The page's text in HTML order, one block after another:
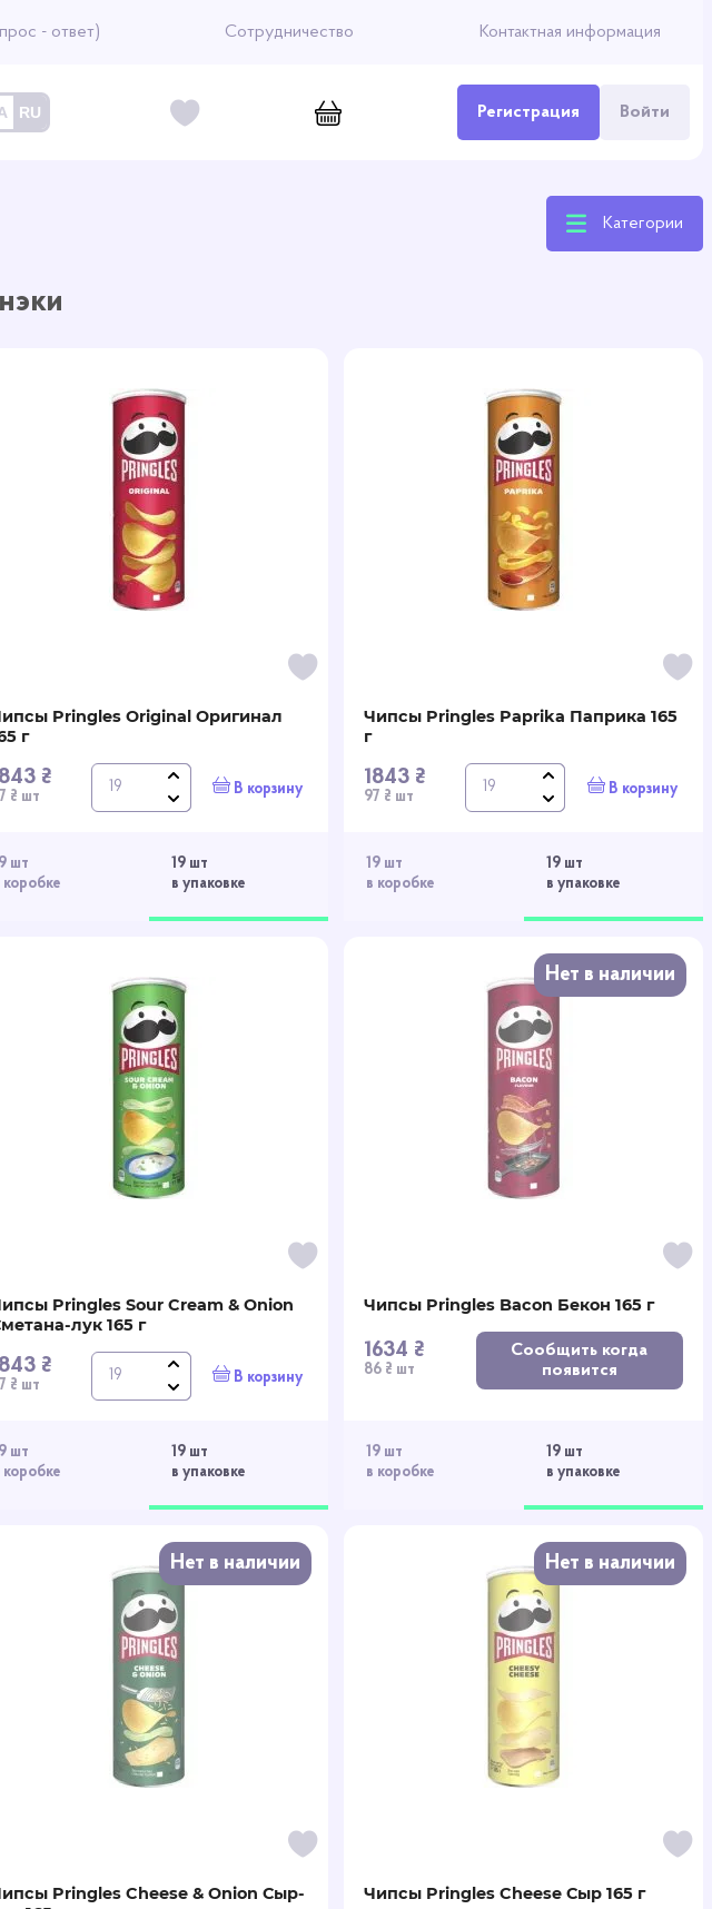
- ответ) Сотрудничество Контактная информация
RU Регистрация Войти
Категории
шт
коробке
19 шт
в упаковке
Pringles Original Оригинал
г
₴
₴ шт В корзину
19 шт
в коробке
19 шт
в упаковке
Чипсы Pringles Paprika Паприка 165
г
1843 ₴
97 ₴ шт В корзину
шт
коробке
19 шт
в упаковке
Pringles Sour Cream & Onion
лук 165 г
₴
₴ шт В корзину
Нет в наличии
19 шт
в коробке
19 шт
в упаковке
Чипсы Pringles Bacon Бекон 165 г
1634 ₴
86 ₴ шт
Сообщить когда
появится
Нет в наличии
Pringles Cheese & Onion Сыр-
Нет в наличии
Чипсы Pringles Cheese Сыр 165 г